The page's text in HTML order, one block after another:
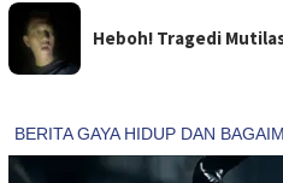
Heboh! Tragedi